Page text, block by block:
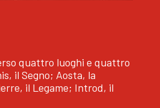
quattro luoghi e quattro
il Segno; Aosta, la
il Legame; Introd, il